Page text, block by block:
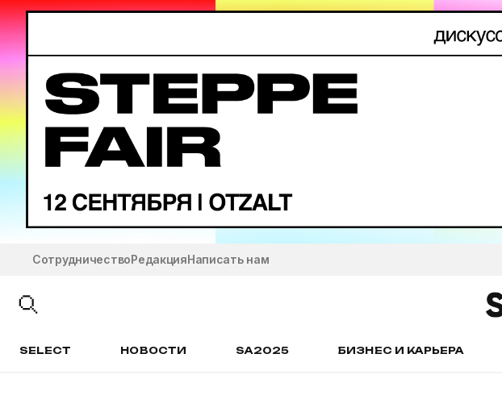
СотрудничествоРедакцияНаписать нам
SELECT НОВОСТИ SA2025 БИЗНЕС И КАРЬЕРА